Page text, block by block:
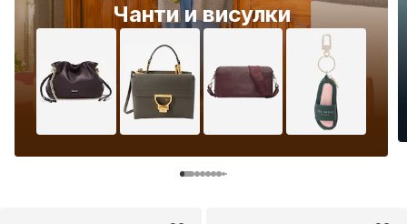
Чанти и висулки